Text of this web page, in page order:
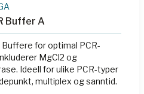
Buffer A
Buffere for optimal PCR-
MgCl2 og
Ideell for ulike PCR-typer
multiplex og sanntid.